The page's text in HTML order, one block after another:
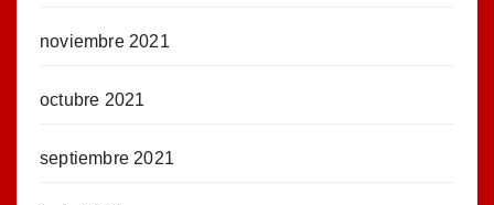
noviembre 2021
octubre 2021
septiembre 2021